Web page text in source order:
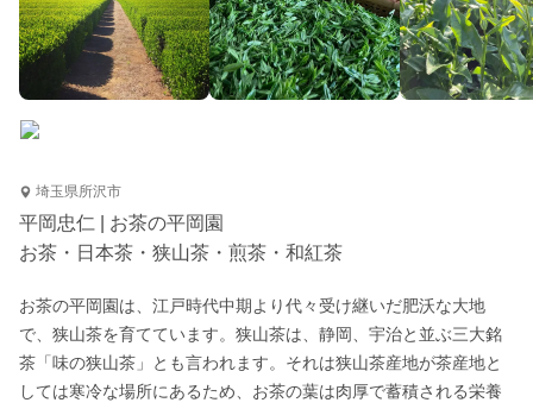
埼玉県所沢市
平岡忠仁 | お茶の平岡園
お茶・日本茶・狭山茶・煎茶・和紅茶
お茶の平岡園は、江戸時代中期より代々受け継いだ肥沃な大地
で、狭山茶を育てています。狭山茶は、静岡、宇治と並ぶ三大銘
茶「味の狭山茶」とも言われます。それは狭山茶産地が茶産地と
しては寒冷な場所にあるため、お茶の葉は肉厚で蓄積される栄養